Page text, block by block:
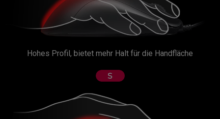
Hohes Profil, bietet mehr Halt für die Handfläche